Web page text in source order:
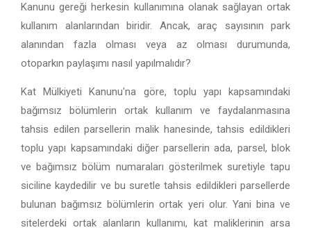
Kanunu gereği herkesin kullanımına olanak sağlayan ortak
kullanım alanlarından biridir. Ancak, araç sayısının park
alanından fazla olması veya az olması durumunda,
otoparkın paylaşımı nasıl yapılmalıdır?
Kat Mülkiyeti Kanunu'na göre, toplu yapı kapsamındaki
bağımsız bölümlerin ortak kullanım ve faydalanmasına
tahsis edilen parsellerin malik hanesinde, tahsis edildikleri
toplu yapı kapsamındaki diğer parsellerin ada, parsel, blok
ve bağımsız bölüm numaraları gösterilmek suretiyle tapu
siciline kaydedilir ve bu suretle tahsis edildikleri parsellerde
bulunan bağımsız bölümlerin ortak yeri olur. Yani bina ve
sitelerdeki ortak alanların kullanımı, kat maliklerinin arsa